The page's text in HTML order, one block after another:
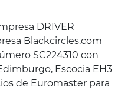
DRIVER
Blackcircles.com
SC224310 con
Escocia EH3
de Euromaster para